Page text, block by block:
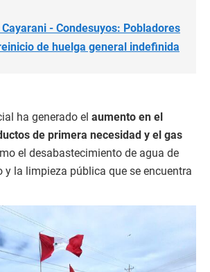
- Condesuyos: Pobladores
de huelga general indefinida
ha generado el aumento en el
de primera necesidad y el gas
el desabastecimiento de agua de
la limpieza pública que se encuentra